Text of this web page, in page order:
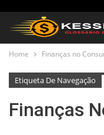
Home Finanças no
Etiqueta De Navegação
Finanças